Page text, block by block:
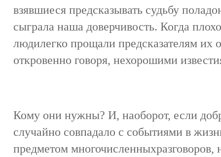
взявшиеся предсказывать судьбу
сыграла наша доверчивость. Когда
людилегко прощали предсказателям
откровенно говоря, нехорошими
Кому они нужны? И, наоборот, если
случайно совпадало с событиями в
предметом многочисленныхразговоров,